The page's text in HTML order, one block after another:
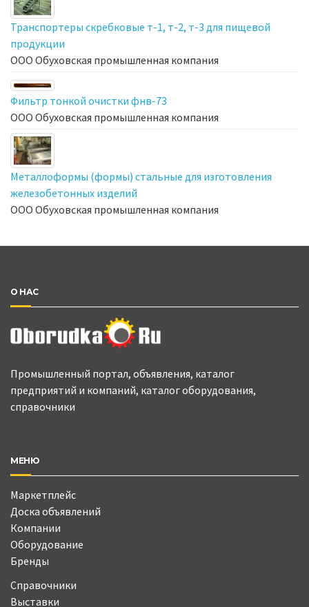
Транспортеры скребковые т-1, т-2, т-3 для пищевой
продукции
ООО Обуховская промышленная компания
Фильтр тонкой очистки фнв-73
ООО Обуховская промышленная компания
Металлоформы (формы) стальные для изготовления
железобетонных изделий
ООО Обуховская промышленная компания
О НАС
Промышленный портал, объявления, каталог
предприятий и компаний, каталог оборудования,
справочники
МЕНЮ
Маркетплейс
Доска объявлений
Компании
Оборудование
Бренды
Справочники
Выставки